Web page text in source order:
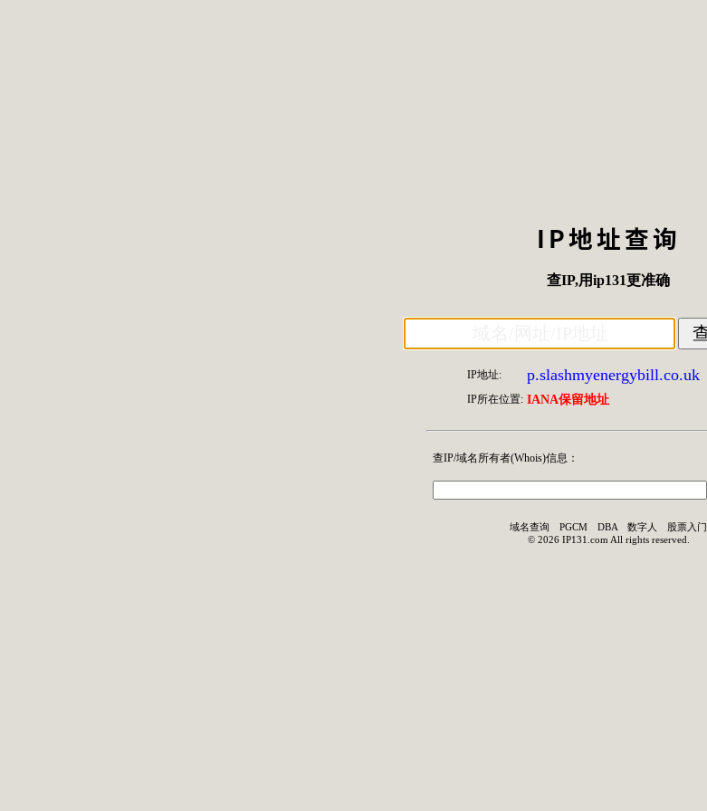
IP地址查询
查IP,用ip131更准确
IP地址: p.slashmyenergybill.co.uk
IP所在位置: IANA保留地址
查IP/域名所有者(Whois)信息：
域名查询 PGCM DBA 数字人
股票入门
© 2026 IP131.com All rights reserved.